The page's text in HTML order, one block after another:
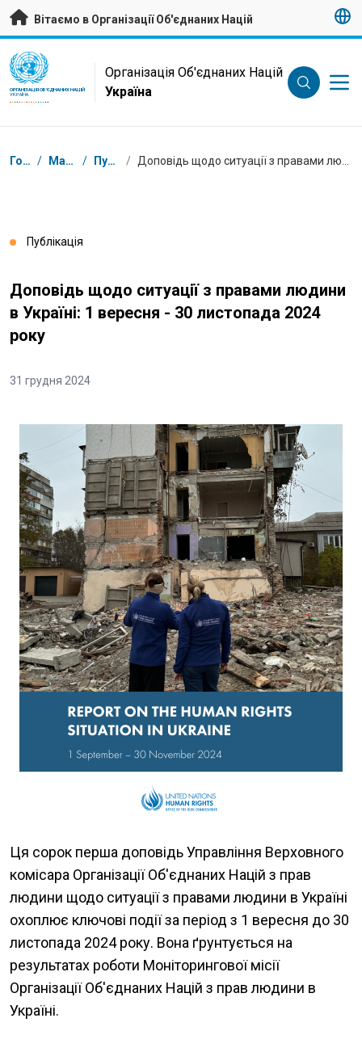
Перейти на головну сторінку
Вітаємо в Організації Об'єднаних Націй
UN Logo
ОРГАНІЗАЦІЯ ОБ'ЄДНАНИХ НАЦІЙ
УКРАЇНА
Організація Об'єднаних Націй
Україна
Низка
Головна / Матеріали / Публікації /
Публікація
Доповідь щодо ситуації з правами людини
в Україні: 1 вересня - 30 листопада 2024
року
31 грудня 2024
Ця сорок перша доповідь Управління Верховного
комісара Організації Об'єднаних Націй з прав
людини щодо ситуації з правами людини в Україні
охоплює ключові події за період з 1 вересня до 30
листопада 2024 року. Вона ґрунтується на
результатах роботи Моніторингової місії
Організації Об'єднаних Націй з прав людини в
Україні.